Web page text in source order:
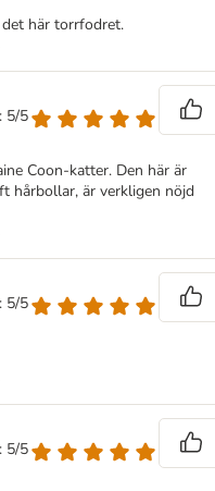
här torrfodret.
5/5
Coon-katter. Den här är
hårbollar, är verkligen nöjd
5/5
5/5